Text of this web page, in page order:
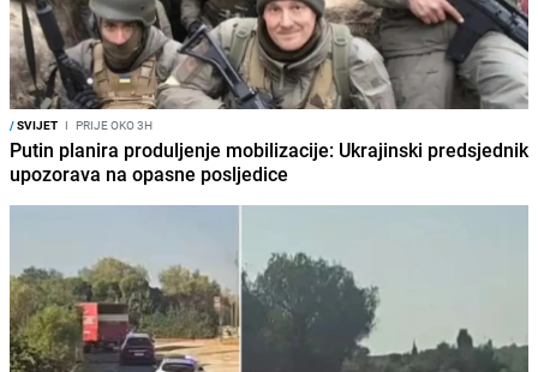
/SVIJET I PRIJE OKO 3H
Putin planira produljenje mobilizacije: Ukrajinski predsjednik
upozorava na opasne posljedice